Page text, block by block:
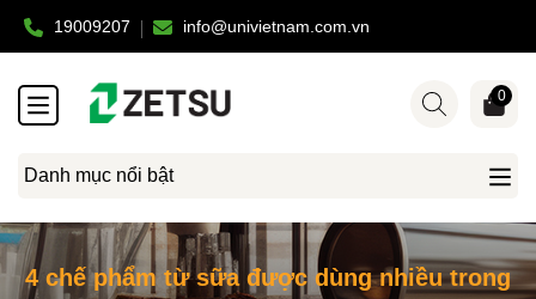
19009207 info@univietnam.com.vn
Danh mục nổi bật
0
4 chế phẩm từ sữa được dùng nhiều trong